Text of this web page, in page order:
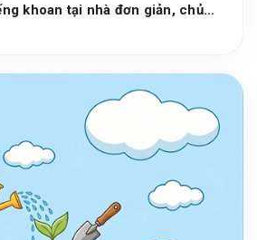
khoan tại nhà đơn giản, chủ